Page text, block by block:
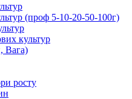
(проф 5-10-20-50-100г)
культур
Вага)
росту